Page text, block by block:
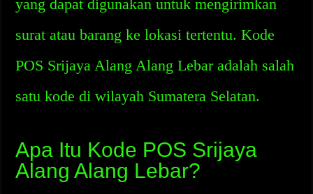
yang dapat digunakan untuk mengirimkan
surat atau barang ke lokasi tertentu. Kode
POS Srijaya Alang Alang Lebar adalah salah
satu kode di wilayah Sumatera Selatan.
Apa Itu Kode POS Srijaya
Alang Alang Lebar?